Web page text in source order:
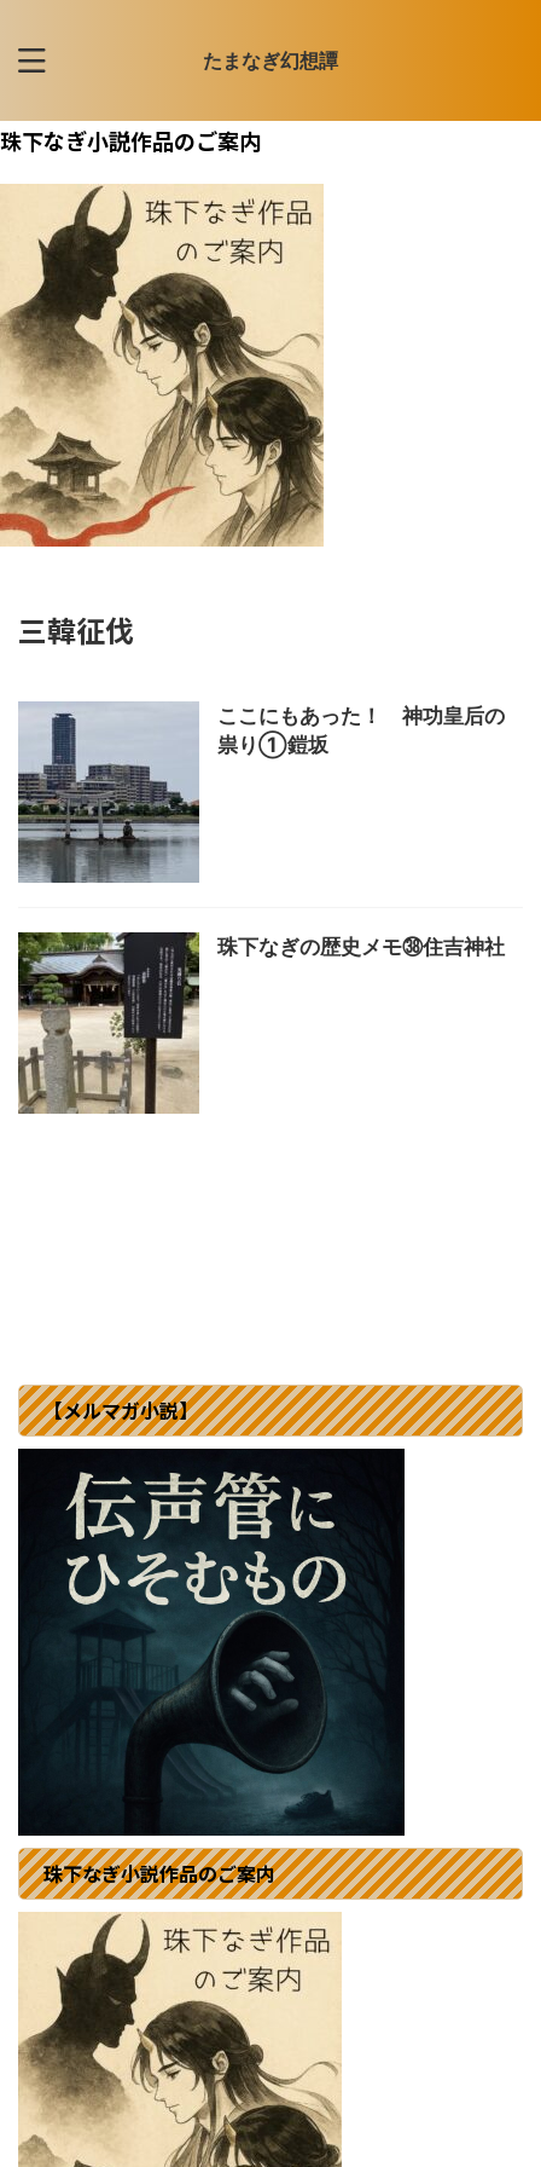
たまなぎ幻想譚
珠下なぎ小説作品のご案内
三韓征伐
ここにもあった！ 神功皇后の
祟り①鎧坂
珠下なぎの歴史メモ㊳住吉神社
【メルマガ小説】
珠下なぎ小説作品のご案内